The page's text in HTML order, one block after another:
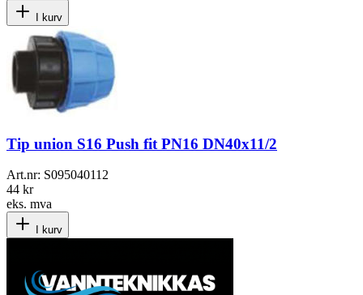
I kurv
Tip union S16 Push fit PN16 DN40x11/2
Art.nr: S095040112
44 kr
eks. mva
I kurv